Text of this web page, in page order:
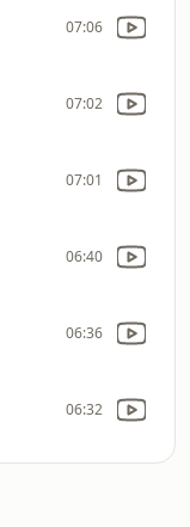
07:06
07:02
07:01
06:40
06:36
06:32